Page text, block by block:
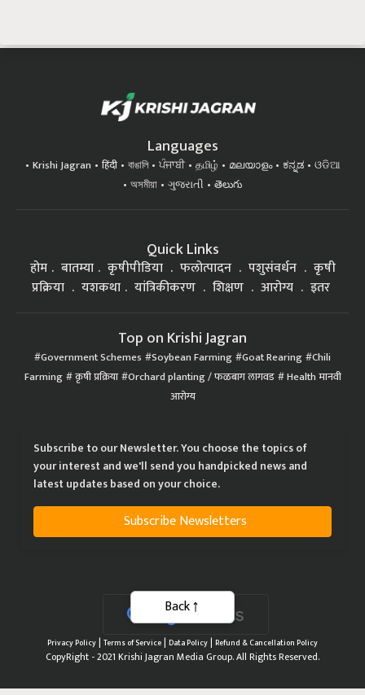
Languages
Krishi Jagran हिंदी বাঙালি ਪੰਜਾਬੀ தமிழ் മലയാളം ಕನ್ನಡ
ଓଡିଆ
অসমীয়া
ગુજરાતી తెలుగు
Quick Links
होम बातम्या कृषीपीडिया फलोत्पादन पशुसंवर्धन
कृषी
प्रक्रिया
यशकथा यांत्रिकीकरण शिक्षण आरोग्य इतर
Top on Krishi Jagran
Government Schemes Soybean Farming Goat Rearing Chili
Farming कृषी प्रक्रिया Orchard planting / फळबाग लागवड Health मानवी
आरोग्य
Subscribe to our Newsletter. You choose the topics of
your interest and we'll send you handpicked news and
latest updates based on your choice.
Subscribe Newsletters
Privacy Policy| Terms of Service| Data Policy| Refund & Cancellation Policy
CopyRight - 2021 Krishi Jagran Media Group. All Rights Reserved.
Back